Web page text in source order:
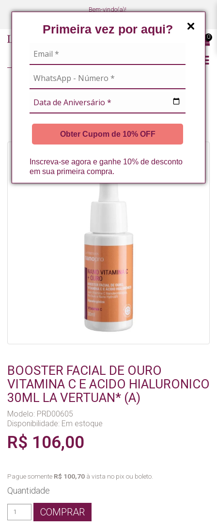
Primeira vez por aqui?
Obter Cupom de 10% OFF
Inscreva-se agora e ganhe 10% de desconto
em sua primeira compra.
Bem-vindo(a)!
0
LA VERTUAN* (A)
BOOSTER FACIAL DE OURO
VITAMINA C E ACIDO HIALURONICO
30ML LA VERTUAN* (A)
Modelo: PRD00605
Disponibilidade: Em estoque
R$ 106,00
Pague somente R$ 100,70 à vista no pix ou boleto.
Quantidade
COMPRAR